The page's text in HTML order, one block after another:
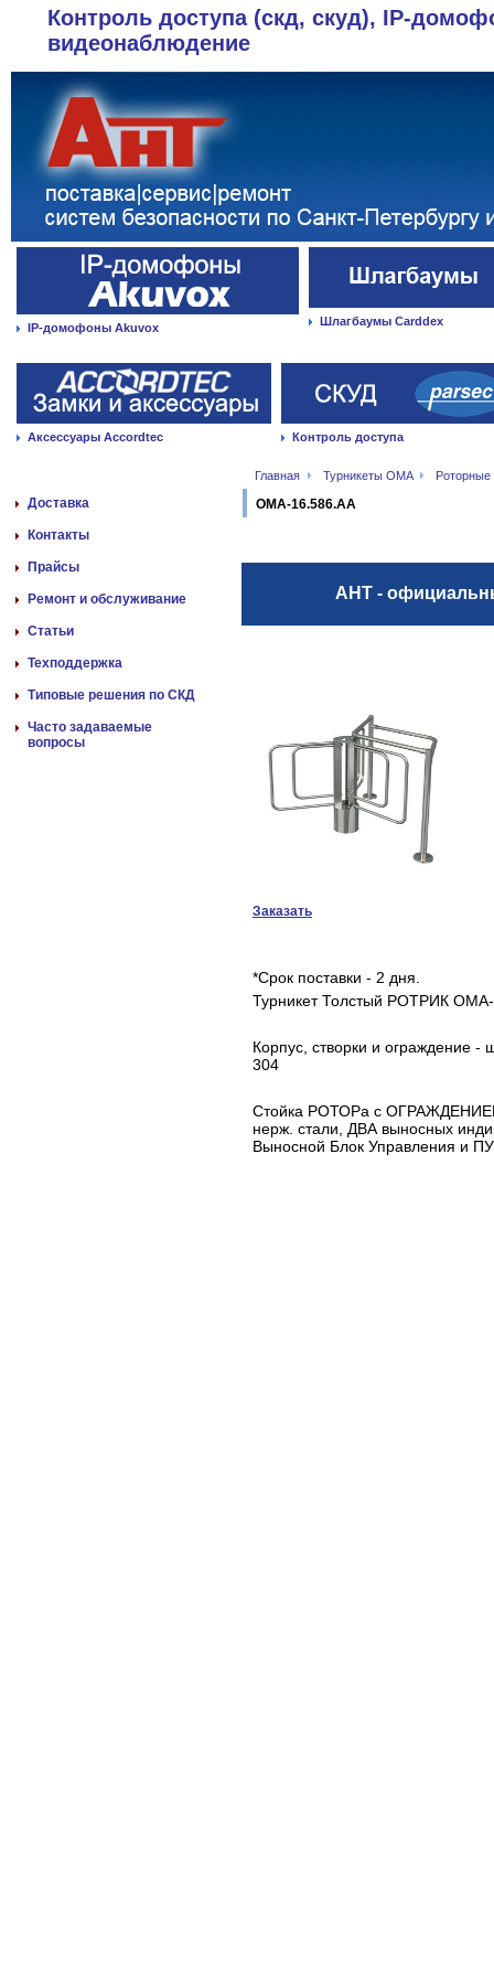
Контроль доступа (скд, скуд), IP-
видеонаблюдение
IP-домофоны Akuvox Шлагбаумы Carddex
Аксессуары Accordtec Контроль доступа
Главная Турникеты OMA Роторные
Доставка
Контакты
Прайсы
Ремонт и обслуживание
Статьи
Техподдержка
Типовые решения по СКД
Часто задаваемые
вопросы
ОМА-16.586.АА
АНТ -
Заказать
*Срок поставки - 2 дня.
Турникет Толстый РОТРИК
Корпус, створки и ограждение
304
Стойка РОТОРа с
нерж. стали, ДВА выносных
Выносной Блок Управления и